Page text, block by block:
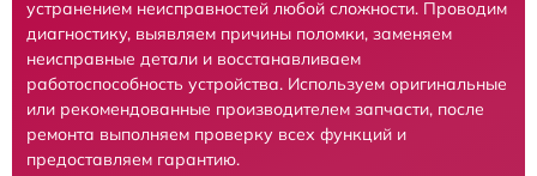
устранением неисправностей любой сложности. Проводим
диагностику, выявляем причины поломки, заменяем
неисправные детали и восстанавливаем
работоспособность устройства. Используем оригинальные
или рекомендованные производителем запчасти, после
ремонта выполняем проверку всех функций и
предоставляем гарантию.